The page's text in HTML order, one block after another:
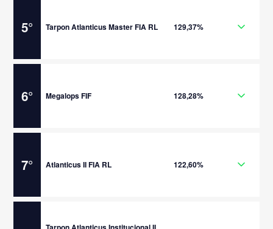
5° Tarpon Atlanticus Master FIA RL 129,37%
6° Megalops FIF 128,28%
7° Atlanticus II FIA RL 122,60%